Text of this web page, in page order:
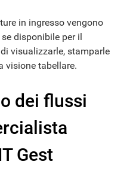
in ingresso vengono
disponibile per il
visualizzarle, stamparle
visione tabellare.
dei flussi
Gest